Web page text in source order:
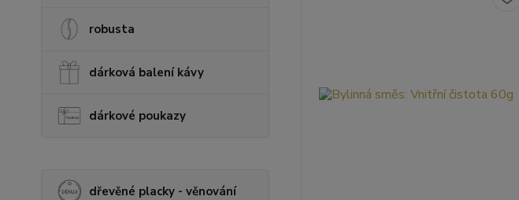
robusta
dárková balení kávy
dárkové poukazy
dřevěné placky - věnování